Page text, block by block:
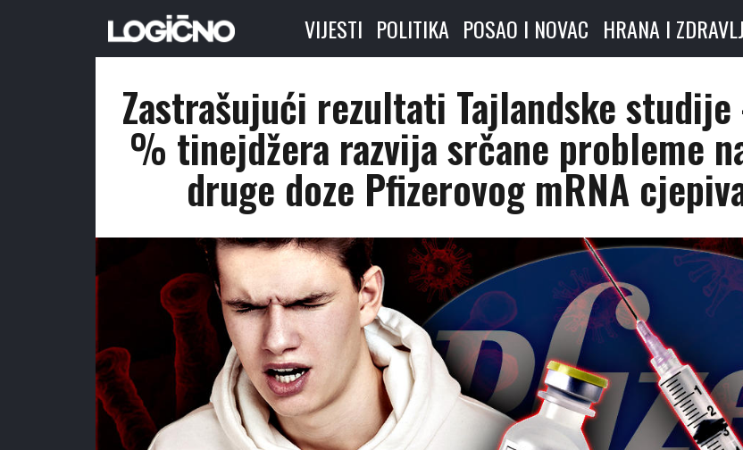
VIJESTI POLITIKA POSAO I NOVAC HRANA I
Zastrašujući rezultati Tajlandske
% tinejdžera razvija srčane probleme
druge doze Pfizerovog mRNA